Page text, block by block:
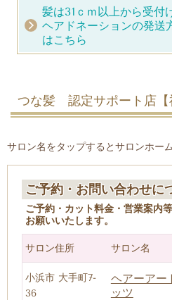
髪は31ｃｍ以上から受付
ヘアドネーションの発送
はこちら
つな髪 認定サポート店【
サロン名をタップするとサロンホー
ご予約・お問い合わせに
ご予約・カット料金・営業案内
お願いいたします。
サロン住所 サロン名
小浜市 大手町7-
36
ヘアーアー
ッツ